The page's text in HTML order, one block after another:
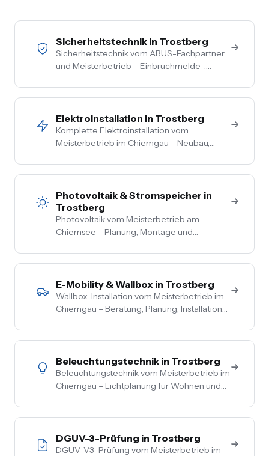
Sicherheitstechnik in Trostberg
Sicherheitstechnik vom ABUS-Fachpartner
und Meisterbetrieb – Einbruchmelde-,
Gewerbekunden im Chiemgau. Kostenlose
Begehung.
Elektroinstallation in Trostberg
Komplette Elektroinstallation vom
Meisterbetrieb im Chiemgau – Neubau,
zur Steckdose aus einer Hand. Festpreis
Photovoltaik & Stromspeicher in
Trostberg
Photovoltaik vom Meisterbetrieb am
Chiemsee – Planung, Montage und
Vor-Ort-Termin, Nullsteuer auf
E-Mobility & Wallbox in Trostberg
Wallbox-Installation vom Meisterbetrieb im
Chiemgau – Beratung, Planung, Installation
Überschussladen, Lastmanagement,
Beleuchtungstechnik in Trostberg
Beleuchtungstechnik vom Meisterbetrieb im
Chiemgau – Lichtplanung für Wohnen und
Akzentbeleuchtung. Auch mit Smart-
DGUV-3-Prüfung in Trostberg
DGUV-V3-Prüfung vom Meisterbetrieb im